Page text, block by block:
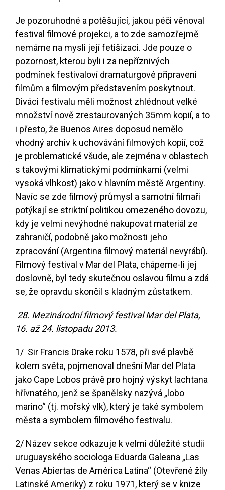
Je pozoruhodné a potěšující, jakou péči věnoval
festival filmové projekci, a to zde samozřejmě
nemáme na mysli její fetišizaci. Jde pouze o
pozornost, kterou byli i za nepříznivých
podmínek festivaloví dramaturgové připraveni
filmům a filmovým představením poskytnout.
Diváci festivalu měli možnost zhlédnout velké
množství nově zrestaurovaných 35mm kopií, a to
i přesto, že Buenos Aires doposud nemělo
vhodný archiv k uchovávání filmových kopií, což
je problematické všude, ale zejména v oblastech
s takovými klimatickými podmínkami (velmi
vysoká vlhkost) jako v hlavním městě Argentiny.
Navíc se zde filmový průmysl a samotní filmaři
potýkají se striktní politikou omezeného dovozu,
kdy je velmi nevýhodné nakupovat materiál ze
zahraničí, podobně jako možnosti jeho
zpracování (Argentina filmový materiál nevyrábí).
Filmový festival v Mar del Plata, chápeme-li jej
doslovně, byl tedy skutečnou oslavou filmu a zdá
se, že opravdu skončil s kladným zůstatkem.
28. Mezinárodní filmový festival Mar del Plata,
16. až 24. listopadu 2013.
1/ Sir Francis Drake roku 1578, při své plavbě
kolem světa, pojmenoval dnešní Mar del Plata
jako Cape Lobos právě pro hojný výskyt lachtana
hřívnatého, jenž se španělsky nazývá „lobo
marino“ (tj. mořský vlk), který je také symbolem
města a symbolem filmového festivalu.
2/ Název sekce odkazuje k velmi důležité studii
uruguayského sociologa Eduarda Galeana „Las
Venas Abiertas de América Latina“ (Otevřené žíly
Latinské Ameriky) z roku 1971, který se v knize